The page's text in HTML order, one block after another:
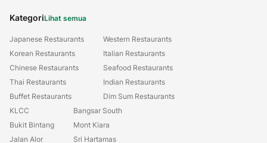
KategoriLihat semua
Japanese Restaurants
Korean Restaurants
Chinese Restaurants
Thai Restaurants
Buffet Restaurants
Western Restaurants
Italian Restaurants
Seafood Restaurants
Indian Restaurants
Dim Sum Restaurants
KLCC
Bukit Bintang
Jalan Alor
Bangsar South
Mont Kiara
Sri Hartamas